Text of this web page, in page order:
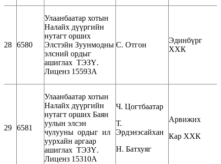
28 6580
Улаанбаатар хотын
Налайх дүүргийн
нутагт орших
Элстэйн Зуунмодны
элсний ордыг
ашиглах ТЭЗҮ.
Лиценз 15593А
С. Отгон
Эдинбүрг
ХХК
29 6581
Улаанбаатар хотын
Налайх дүүргийн
нутагт орших Баян
уулын элсэн
чулууны ордыг ил
уурхайн аргаар
ашиглах ТЭЗҮ.
Лиценз 15310А
Ч. Цогтбаатар
Т.
Эрдэнэсайхан
Н. Батхуяг
Арвижих
Кар ХХК